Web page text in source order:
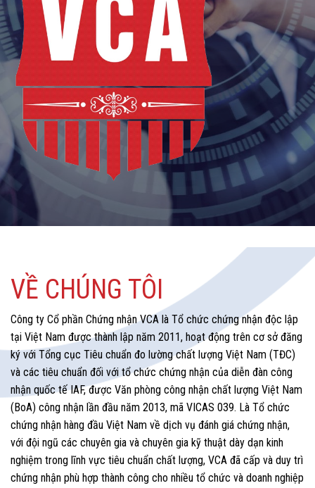
VỀ CHÚNG TÔI
Công ty Cổ phần Chứng nhận VCA là Tổ chức chứng nhận độc lập
tại Việt Nam được thành lập năm 2011, hoạt động trên cơ sở đăng
ký với Tổng cục Tiêu chuẩn đo lường chất lượng Việt Nam (TĐC)
và các tiêu chuẩn đối với tổ chức chứng nhận của diễn đàn công
nhận quốc tế IAF, được Văn phòng công nhận chất lượng Việt Nam
(BoA) công nhận lần đầu năm 2013, mã VICAS 039. Là Tổ chức
chứng nhận hàng đầu Việt Nam về dịch vụ đánh giá chứng nhận,
với đội ngũ các chuyên gia và chuyên gia kỹ thuật dày dạn kinh
nghiệm trong lĩnh vực tiêu chuẩn chất lượng, VCA đã cấp và duy trì
chứng nhận phù hợp thành công cho nhiều tổ chức và doanh nghiệp